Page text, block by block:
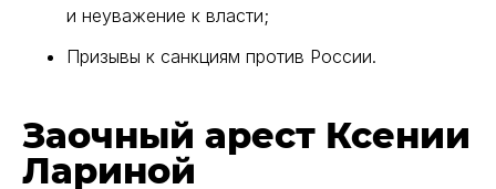
и неуважение к власти;
Призывы к санкциям против России.
Заочный арест Ксении
Лариной